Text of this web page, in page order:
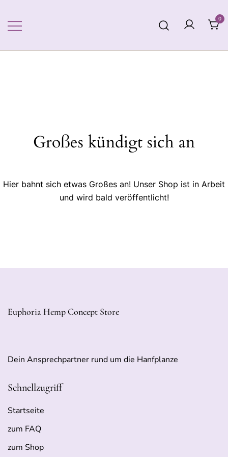
Inhalt
springen
0
Großes kündigt sich an
Hier bahnt sich etwas Großes an! Unser Shop ist in Arbeit
und wird bald veröffentlicht!
Euphoria Hemp Concept Store
Dein Ansprechpartner rund um die Hanfplanze
Schnellzugriff
Startseite
zum FAQ
zum Shop